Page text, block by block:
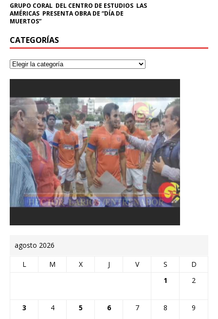
GRUPO CORAL DEL CENTRO DE ESTUDIOS LAS
AMÉRICAS PRESENTA OBRA DE “DÍA DE
MUERTOS”
CATEGORÍAS
agosto 2026
L M X J V S
D
1
2
3 4 5 6 7 8 9